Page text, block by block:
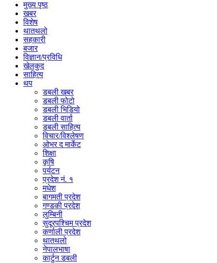
मुख्य पृष्ठ
खबर
विशेष
थातथलो
सहकारी
बजार
विज्ञान/प्रविधि
खेलकुद
साहित्य
थप
डबली खबर
डबली फोटो
डबली भिडियो
डबली वार्ता
डबली साहित्य
विचार/विश्‍लेषण
ओभर द मार्केट
शिक्षा
कृषि
पर्यटन
प्रदेश नं. १
मधेश
बागमती प्रदेश
गण्डकी प्रदेश
लुम्बिनी
सुदूरपश्चिम प्रदेश
कर्णाली प्रदेश
थातथलो
नेपालभाषा
कार्टुन डबली